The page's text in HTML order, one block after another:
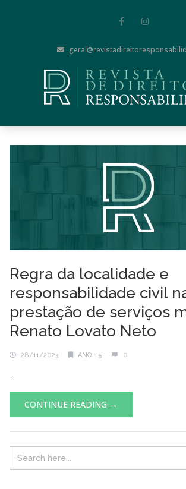
Regra da localidade e
responsabilidade civil
prestação de serviços
Renato Lovato Neto
28/11/2023 ANO - 5 0
...
CONTINUE READING →